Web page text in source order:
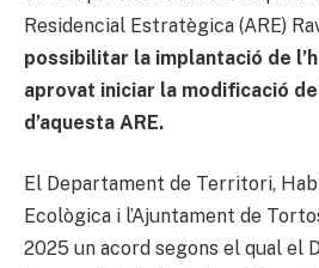
Residencial Estratègica (ARE)
possibilitar la implantació de
aprovat iniciar la modificació
d’aquesta ARE.
El Departament de Territori,
Ecològica i l’Ajuntament de
2025 un acord segons el qual el